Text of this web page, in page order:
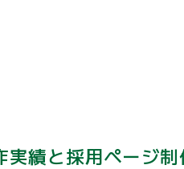
績と採用ページ